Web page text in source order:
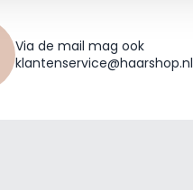
Via de mail mag ook
klantenservice@haarshop.nl